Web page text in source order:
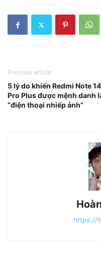
Previous article
5 lý do khiến Redmi Note 14
Pro Plus được mệnh danh
“điện thoại nhiếp ảnh”
https://